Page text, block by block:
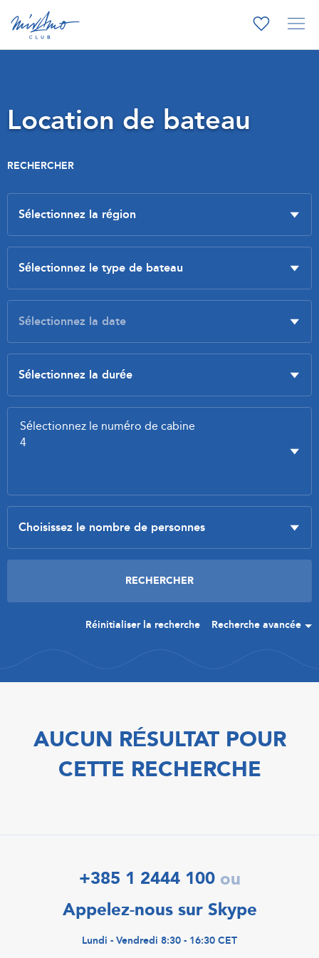
Location de bateau
RECHERCHER
Réinitialiser la recherche Recherche avancée
AUCUN RÉSULTAT POUR
CETTE RECHERCHE
+385 1 2444 100 ou
Appelez-nous sur Skype
Lundi - Vendredi 8:30 - 16:30 CET